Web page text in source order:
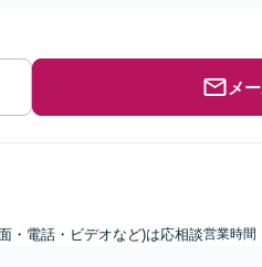
メ
・電話・ビデオなど)は応相談営業時間